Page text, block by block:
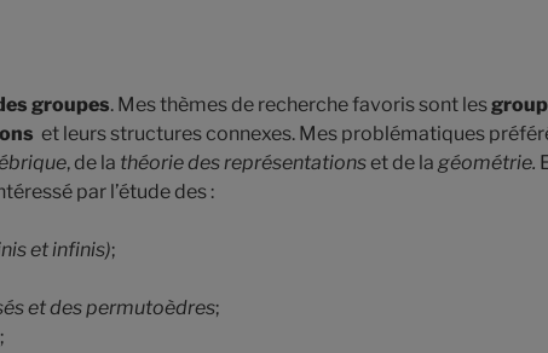
groupes. Mes thèmes de recherche favoris sont les
et leurs structures connexes. Mes problématiques
, de la théorie des représentationset de la géométrie.
par l’étude des :
et infinis);
et des permutoèdres;
;